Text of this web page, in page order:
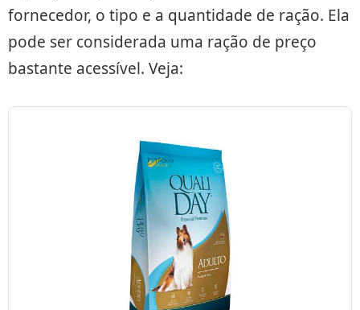
fornecedor, o tipo e a quantidade de ração. Ela
pode ser considerada uma ração de preço
bastante acessível. Veja: